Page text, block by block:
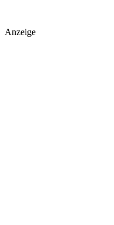
Anzeige